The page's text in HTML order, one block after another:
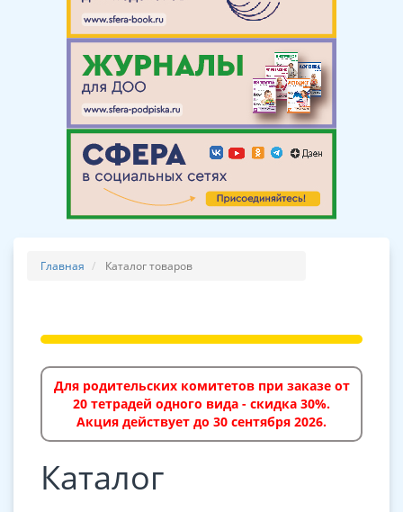
Главная Каталог товаров
Для родительских комитетов при заказе от
20 тетрадей одного вида - скидка 30%.
Акция действует до 30 сентября 2026.
Каталог